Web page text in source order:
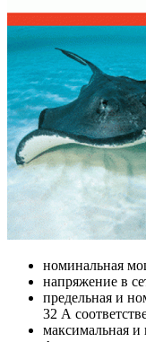
номинальная
напряжение в
предельная и
32 А
максимальная